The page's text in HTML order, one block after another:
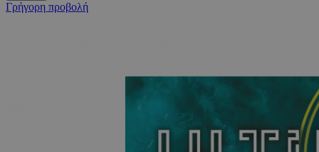
Γρήγορη προβολή